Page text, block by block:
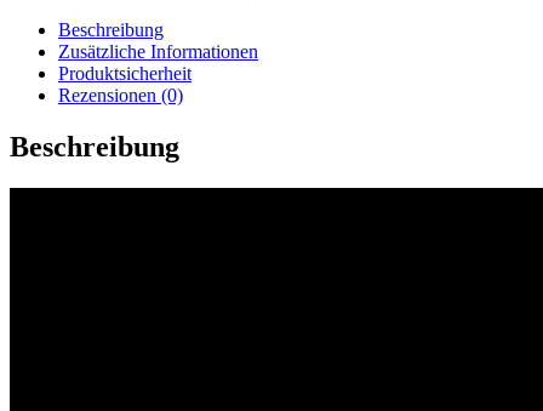
Beschreibung
Zusätzliche Informationen
Produktsicherheit
Rezensionen (0)
Beschreibung